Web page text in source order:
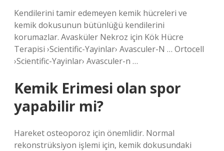
Kendilerini tamir edemeyen kemik hücreleri ve
kemik dokusunun bütünlüğü kendilerini
korumazlar. Avasküler Nekroz için Kök Hücre
Terapisi ›Scientific-Yayinlar› Avasculer-N … Ortocell
›Scientific-Yayinlar› Avasculer-n …
Kemik Erimesi olan spor
yapabilir mi?
Hareket osteoporoz için önemlidir. Normal
rekonstrüksiyon işlemi için, kemik dokusundaki